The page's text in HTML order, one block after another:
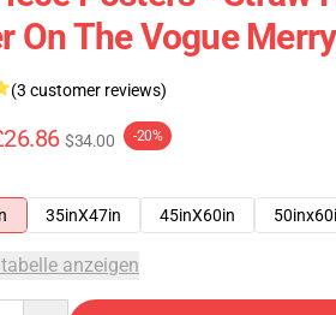
On The Vogue
(3 customer reviews)
$34.00 -20%
35inX47in 45inX60in
anzeigen